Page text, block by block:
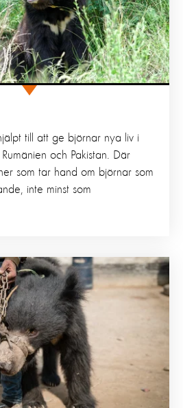
till att ge björnar nya liv i
och Pakistan. Där
som tar hand om björnar som
inte minst som